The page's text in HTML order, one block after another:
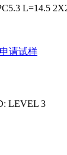
L=14.5
申请试样
LEVEL 3